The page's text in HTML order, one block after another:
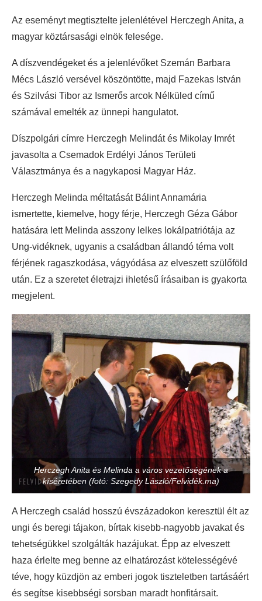
Az eseményt megtisztelte jelenlétével Herczegh Anita, a
magyar köztársasági elnök felesége.
A díszvendégeket és a jelenlévőket Szemán Barbara
Mécs László versével köszöntötte, majd Fazekas István
és Szilvási Tibor az Ismerős arcok Nélküled című
számával emelték az ünnepi hangulatot.
Díszpolgári címre Herczegh Melindát és Mikolay Imrét
javasolta a Csemadok Erdélyi János Területi
Választmánya és a nagykaposi Magyar Ház.
Herczegh Melinda méltatását Bálint Annamária
ismertette, kiemelve, hogy férje, Herczegh Géza Gábor
hatására lett Melinda asszony lelkes lokálpatriótája az
Ung-vidéknek, ugyanis a családban állandó téma volt
férjének ragaszkodása, vágyódása az elveszett szülőföld
után. Ez a szeretet életrajzi ihletésű írásaiban is gyakorta
megjelent.
Herczegh Anita és Melinda a város vezetőségének a
kíséretében (fotó: Szegedy László/Felvidék.ma)
A Herczegh család hosszú évszázadokon keresztül élt az
ungi és beregi tájakon, bírtak kisebb-nagyobb javakat és
tehetségükkel szolgálták hazájukat. Épp az elveszett
haza érlelte meg benne az elhatározást kötelességévé
téve, hogy küzdjön az emberi jogok tiszteletben tartásáért
és segítse kisebbségi sorsban maradt honfitársait.